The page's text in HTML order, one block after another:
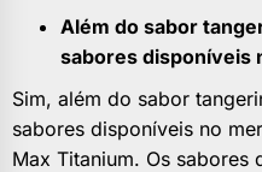
Além do sabor
sabores disponíveis
Sim, além do sabor
sabores disponíveis no
Max Titanium. Os sabores